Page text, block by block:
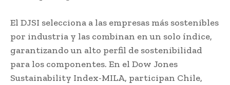
El DJSI selecciona a las empresas más sostenibles
por industria y las combinan en un solo índice,
garantizando un alto perfil de sostenibilidad
para los componentes. En el Dow Jones
Sustainability Index-MILA, participan Chile,